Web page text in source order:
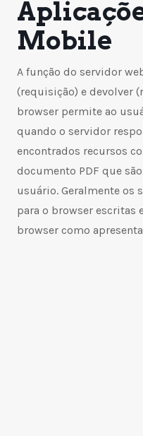
Mobile
A função do servidor
(requisição) e devolver
browser permite ao
quando o servidor
encontrados recursos
documento PDF que
usuário. Geralmente os
para o browser escritas
browser como